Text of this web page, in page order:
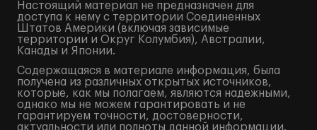
Настоящий материал не предназначен для
доступа к нему с территории Соединенных
Штатов Америки (включая зависимые
территории и Округ Колумбия), Австралии,
Канады и Японии.
Содержащаяся в материале информация, была
получена из различных открытых источников,
которые, как мы полагаем, являются надежными,
однако мы не можем гарантировать и не
гарантируем точности, достоверности,
актуальности или полноты данной информации.